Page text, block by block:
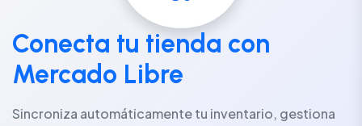
Conecta tu tienda con
Mercado Libre
Sincroniza automáticamente tu inventario, gestiona